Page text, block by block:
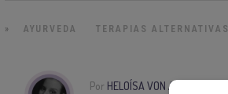
» AYURVEDA TERAPIAS ALTERNATIVAS
Por HELOÍSA VON AH